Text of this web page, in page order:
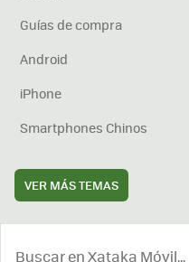
Guías de compra
Android
iPhone
Smartphones Chinos
VER MÁS TEMAS